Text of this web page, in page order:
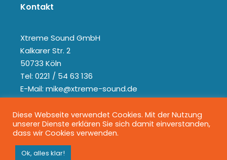
Kontakt
Xtreme Sound GmbH
Kalkarer Str. 2
50733 Köln
Tel: 0221 / 54 63 136
E-Mail: mike@xtreme-sound.de
Diese Webseite verwendet Cookies. Mit der Nutzung
unserer Dienste erklären Sie sich damit einverstanden,
dass wir Cookies verwenden.
Ok, alles klar!